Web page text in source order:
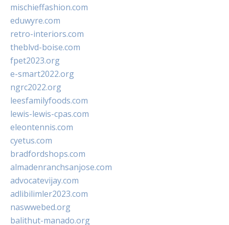
mischieffashion.com
eduwyre.com
retro-interiors.com
theblvd-boise.com
fpet2023.org
e-smart2022.org
ngrc2022.org
leesfamilyfoods.com
lewis-lewis-cpas.com
eleontennis.com
cyetus.com
bradfordshops.com
almadenranchsanjose.com
advocatevijay.com
adlibilimler2023.com
naswwebed.org
balithut-manado.org